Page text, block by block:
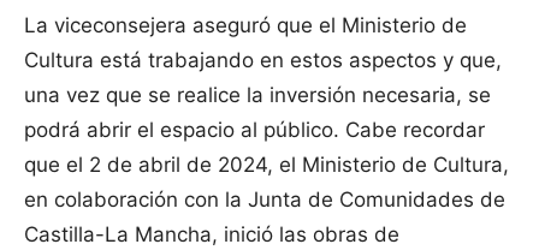
La viceconsejera aseguró que el Ministerio de
Cultura está trabajando en estos aspectos y que,
una vez que se realice la inversión necesaria, se
podrá abrir el espacio al público. Cabe recordar
que el 2 de abril de 2024, el Ministerio de Cultura,
en colaboración con la Junta de Comunidades de
Castilla-La Mancha, inició las obras de